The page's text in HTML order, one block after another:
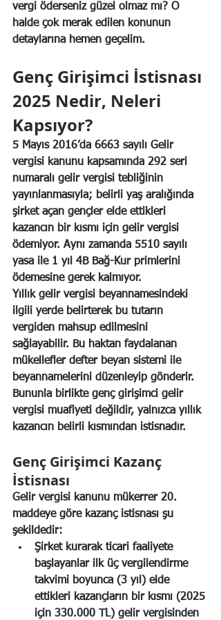
vergi öderseniz güzel olmaz mı? O
halde çok merak edilen konunun
detaylarına hemen geçelim.
Genç Girişimci İstisnası
2025 Nedir, Neleri
Kapsıyor?
5 Mayıs 2016’da 6663 sayılı Gelir
vergisi kanunu kapsamında 292 seri
numaralı gelir vergisi tebliğinin
yayınlanmasıyla; belirli yaş aralığında
şirket açan gençler elde ettikleri
kazancın bir kısmı için gelir vergisi
ödemiyor. Aynı zamanda 5510 sayılı
yasa ile 1 yıl 4B Bağ-Kur primlerini
ödemesine gerek kalmıyor.
Yıllık gelir vergisi beyannamesindeki
ilgili yerde belirterek bu tutarın
vergiden mahsup edilmesini
sağlayabilir. Bu haktan faydalanan
mükellefler defter beyan sistemi ile
beyannamelerini düzenleyip gönderir.
Bununla birlikte genç girişimci gelir
vergisi muafiyeti değildir, yalnızca yıllık
kazancın belirli kısmından istisnadır.
Genç Girişimci Kazanç
İstisnası
Gelir vergisi kanunu mükerrer 20.
maddeye göre kazanç istisnası şu
şekildedir:
Şirket kurarak ticari faaliyete
başlayanlar ilk üç vergilendirme
takvimi boyunca (3 yıl) elde
ettikleri kazançların bir kısmı (2025
için 330.000 TL) gelir vergisinden